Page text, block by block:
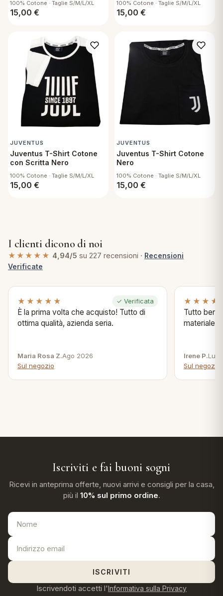
100% Cotone · Taglie S/M/L/XL
15,00 €
100% Cotone · Taglie S/M/L/XL
15,00 €
JUVENTUS
Juventus T-Shirt Cotone
con Scritta Nero
100% Cotone · Taglie S/M/L/XL
15,00 €
JUVENTUS
Juventus T-Shirt Cotone
Nero
100% Cotone · Taglie S/M/L/XL
15,00 €
I clienti dicono di noi
★★★★★ 4,94/5 su 227 recensioni · Recensioni
Verificate
★★★★★ ✓ Verificata
È la prima volta che acquisto! Tutto di
ottima qualità, azienda seria.
Maria Rosa Z.Ago 2026
Sul negozio
Tutto bene
materiale .
Irene P.Lug
Sul negozio
Iscriviti e fai buoni sogni
Ricevi in anteprima offerte, nuovi arrivi e consigli per la casa,
più il 10% sul primo ordine.
ISCRIVITI
Iscrivendoti accetti l'Informativa sulla Privacy